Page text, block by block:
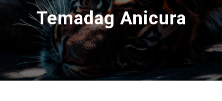
Temadag Anicura